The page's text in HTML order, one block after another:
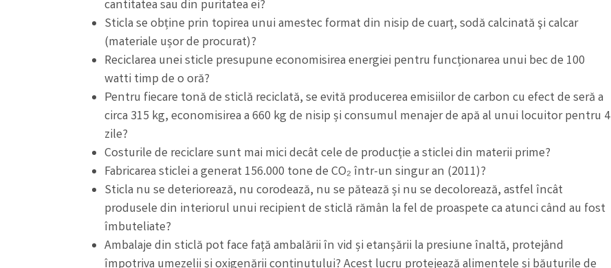
cantitatea sau din puritatea ei?
Sticla se obține prin topirea unui amestec format din nisip de cuarț, sodă calcinată şi calcar
(materiale ușor de procurat)?
Reciclarea unei sticle presupune economisirea energiei pentru funcționarea unui bec de 100
watti timp de o oră?
Pentru fiecare tonă de sticlă reciclată, se evită producerea emisiilor de carbon cu efect de seră a
circa 315 kg, economisirea a 660 kg de nisip și consumul menajer de apă al unui locuitor pentru 4
zile?
Costurile de reciclare sunt mai mici decât cele de producție a sticlei din materii prime?
Fabricarea sticlei a generat 156.000 tone de CO₂ într-un singur an (2011)?
Sticla nu se deteriorează, nu corodează, nu se pătează și nu se decolorează, astfel încât
produsele din interiorul unui recipient de sticlă rămân la fel de proaspete ca atunci când au fost
îmbuteliate?
Ambalaje din sticlă pot face față ambalării în vid și etanșării la presiune înaltă, protejând
împotriva umezelii și oxigenării conținutului? Acest lucru protejează alimentele și băuturile de